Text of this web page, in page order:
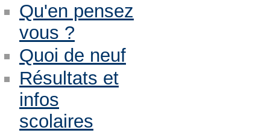
Qu'en pensez
vous ?
Quoi de neuf
Résultats et
infos
scolaires